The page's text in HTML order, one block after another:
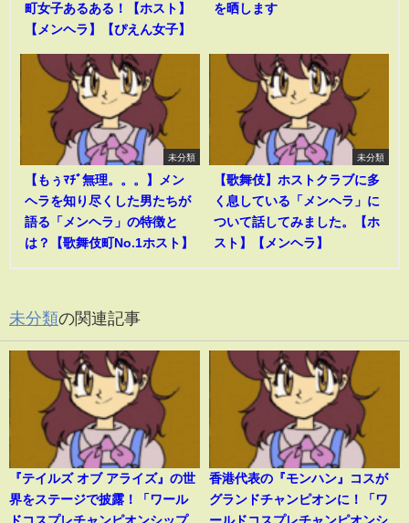
町女子あるある！【ホスト】
【メンヘラ】【ぴえん女子】
を晒します
未分類
【もぅﾏﾁﾞ無理。。。】メン
ヘラを知り尽くした男たちが
語る「メンヘラ」の特徴と
は？【歌舞伎町No.1ホスト】
未分類
【歌舞伎】ホストクラブに多
く息している「メンヘラ」に
ついて話してみました。【ホ
スト】【メンヘラ】
未分類の関連記事
『テイルズ オブ アライズ』の世
界をステージで披露！「ワール
ドコスプレチャンピオンシップ
香港代表の『モンハン』コスが
グランドチャンピオンに！「ワ
ールドコスプレチャンピオンシ